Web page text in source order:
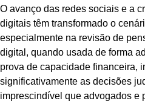
O avanço das redes sociais e a
digitais têm transformado o
especialmente na revisão de
digital, quando usada de forma
prova de capacidade financeira,
significativamente as decisões
imprescindível que advogados e